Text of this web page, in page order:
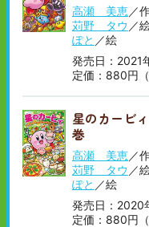
高瀬 美恵／
苅野 タウ ／
ぽと ／絵
発売日：2021
定価：880円
星のカービ
巻
高瀬 美恵／
苅野 タウ ／
ぽと ／絵
発売日：2020
定価：880円